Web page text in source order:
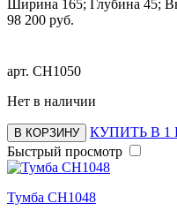
Ширина 165; Глубина 45;
98 200 руб.
арт. СН1050
Нет в наличии
В КОРЗИНУ
КУПИТЬ В 1
Быстрый просмотр
Тумба СН1048